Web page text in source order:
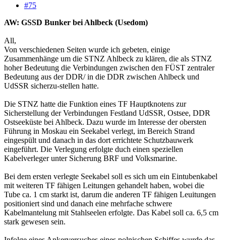
#75
AW: GSSD Bunker bei Ahlbeck (Usedom)
All,
Von verschiedenen Seiten wurde ich gebeten, einige
Zusammenhänge um die STNZ Ahlbeck zu klären, die als STNZ
hoher Bedeutung die Verbindungen zwischen den FÜST zentraler
Bedeutung aus der DDR/ in die DDR zwischen Ahlbeck und
UdSSR sicherzu-stellen hatte.
Die STNZ hatte die Funktion eines TF Hauptknotens zur
Sicherstellung der Verbindungen Festland UdSSR, Ostsee, DDR
Ostseeküste bei Ahlbeck. Dazu wurde im Interesse der obersten
Führung in Moskau ein Seekabel verlegt, im Bereich Strand
eingespült und danach in das dort errichtete Schutzbauwerk
eingeführt. Die Verlegung erfolgte duch einen speziellen
Kabelverleger unter Sicherung BRF und Volksmarine.
Bei dem ersten verlegte Seekabel soll es sich um ein Eintubenkabel
mit weiteren TF fähigen Leitungen gehandelt haben, wobei die
Tube ca. 1 cm starkt ist, darum die anderen TF fähigen Leuitungen
positioniert sind und danach eine mehrfache schwere
Kabelmantelung mit Stahlseelen erfolgte. Das Kabel soll ca. 6,5 cm
stark gewesen sein.